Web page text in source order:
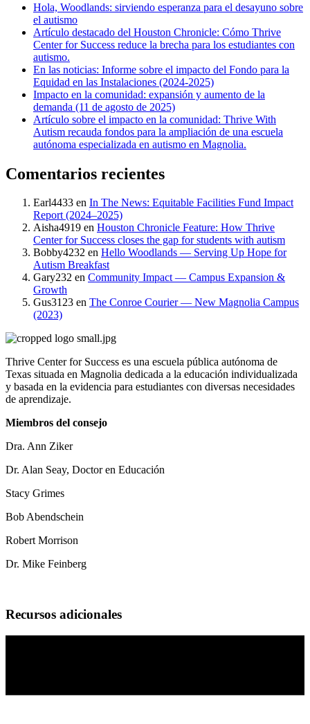
Hola, Woodlands: sirviendo esperanza para el desayuno sobre
el autismo
Artículo destacado del Houston Chronicle: Cómo Thrive
Center for Success reduce la brecha para los estudiantes con
autismo.
En las noticias: Informe sobre el impacto del Fondo para la
Equidad en las Instalaciones (2024-2025)
Impacto en la comunidad: expansión y aumento de la
demanda (11 de agosto de 2025)
Artículo sobre el impacto en la comunidad: Thrive With
Autism recauda fondos para la ampliación de una escuela
autónoma especializada en autismo en Magnolia.
Comentarios recientes
Earl4433 en In The News: Equitable Facilities Fund Impact
Report (2024–2025)
Aisha4919 en Houston Chronicle Feature: How Thrive
Center for Success closes the gap for students with autism
Bobby4232 en Hello Woodlands — Serving Up Hope for
Autism Breakfast
Gary232 en Community Impact — Campus Expansion &
Growth
Gus3123 en The Conroe Courier — New Magnolia Campus
(2023)
Thrive Center for Success es una escuela pública autónoma de
Texas situada en Magnolia dedicada a la educación individualizada
y basada en la evidencia para estudiantes con diversas necesidades
de aprendizaje.
Miembros del consejo
Dra. Ann Ziker
Dr. Alan Seay, Doctor en Educación
Stacy Grimes
Bob Abendschein
Robert Morrison
Dr. Mike Feinberg
Recursos adicionales